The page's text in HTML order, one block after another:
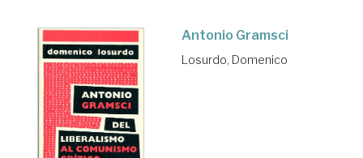
Antonio Gramsci
Losurdo, Domenico